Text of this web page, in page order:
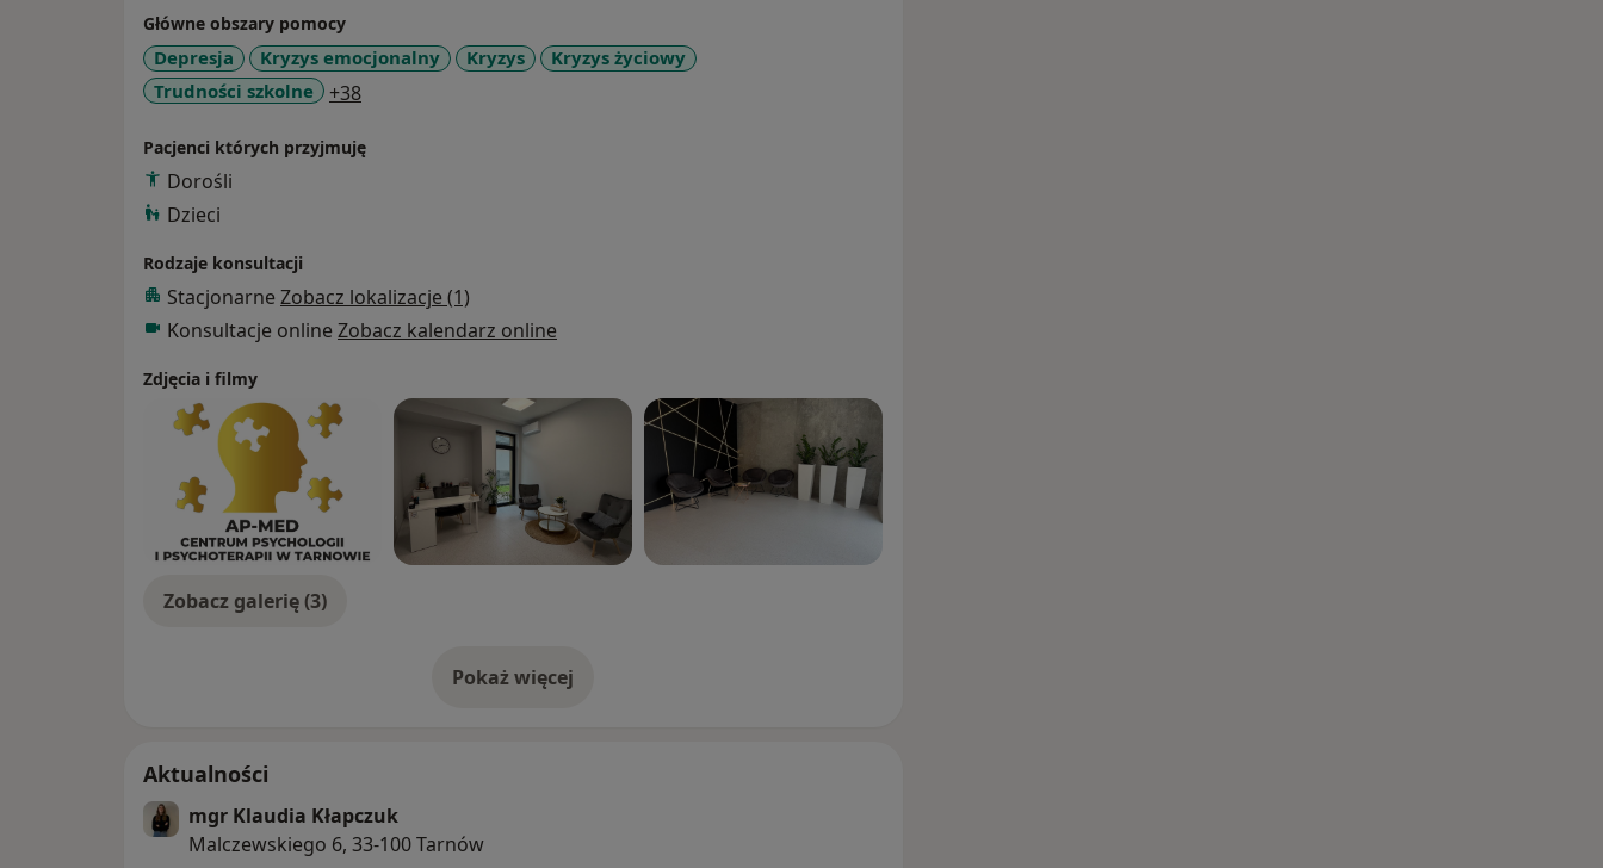
Główne obszary pomocy
Depresja Kryzys emocjonalny Kryzys
Kryzys życiowy
Trudności szkolne
+38a11y_sr_more_diseases
Pacjenci których przyjmuję
Dorośli
Dzieci
Rodzaje konsultacji
Stacjonarne Zobacz lokalizacje (1)
Konsultacje online Zobacz kalendarz online
Zdjęcia i filmy
Zobacz galerię (3)
Pokaż więcejo doświadczeniu
Aktualności
mgr Klaudia Kłapczuk
Malczewskiego 6, 33-100 Tarnów